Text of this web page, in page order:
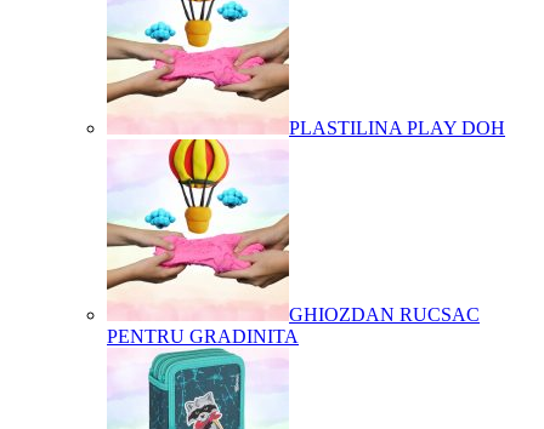
PLASTILINA PLAY DOH
GHIOZDAN RUCSAC
PENTRU GRADINITA